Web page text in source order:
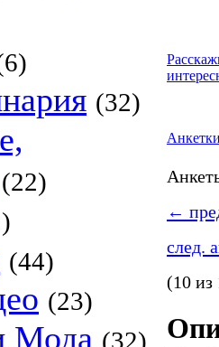
(32)
(22)
(44)
(23)
Мода (32)
←
след.
(10 из